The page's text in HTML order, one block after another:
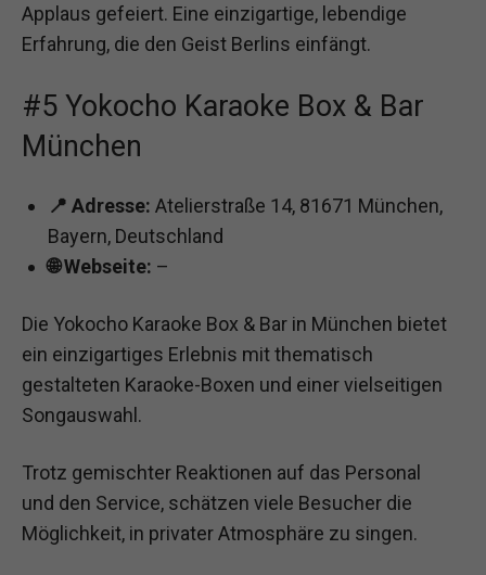
Applaus gefeiert. Eine einzigartige, lebendige
Erfahrung, die den Geist Berlins einfängt.
#5 Yokocho Karaoke Box & Bar
München
📍 Adresse: Atelierstraße 14, 81671 München,
Bayern, Deutschland
🌐 Webseite: –
Die Yokocho Karaoke Box & Bar in München bietet
ein einzigartiges Erlebnis mit thematisch
gestalteten Karaoke-Boxen und einer vielseitigen
Songauswahl.
Trotz gemischter Reaktionen auf das Personal
und den Service, schätzen viele Besucher die
Möglichkeit, in privater Atmosphäre zu singen.